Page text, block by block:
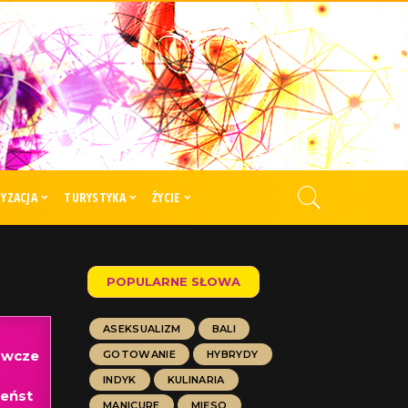
TURYSTYKA ŻYCIE
POPULARNE SŁOWA
ASEKSUALIZM
BALI
GOTOWANIE
HYBRYDY
INDYK
KULINARIA
MANICURE
MIĘSO